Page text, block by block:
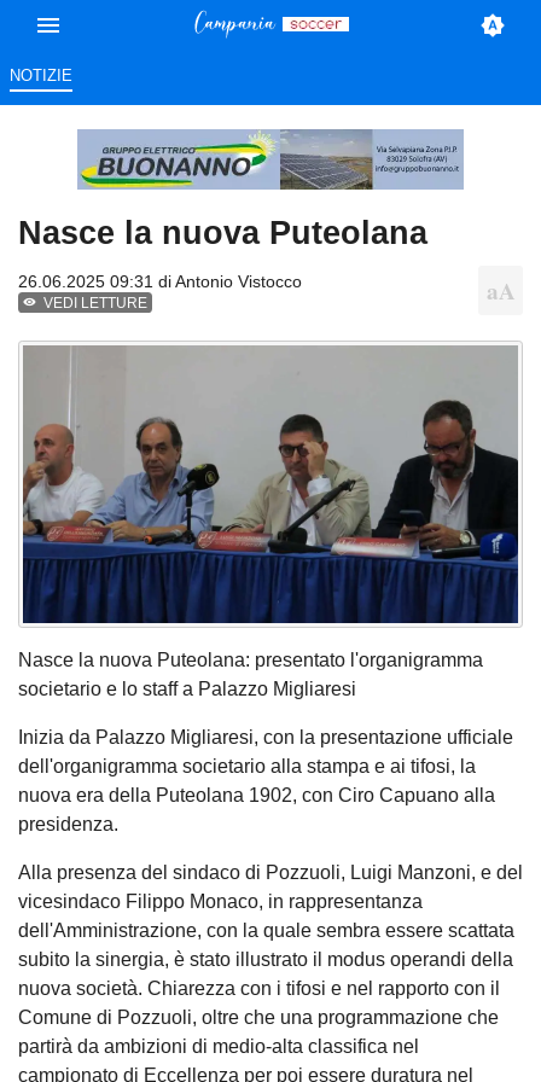
NOTIZIE
Nasce la nuova Puteolana
26.06.2025 09:31 diAntonio Vistocco
VEDI LETTURE
Nasce la nuova Puteolana: presentato l'organigramma
societario e lo staff a Palazzo Migliaresi
Inizia da Palazzo Migliaresi, con la presentazione ufficiale
dell'organigramma societario alla stampa e ai tifosi, la
nuova era della Puteolana 1902, con Ciro Capuano alla
presidenza.
Alla presenza del sindaco di Pozzuoli, Luigi Manzoni, e del
vicesindaco Filippo Monaco, in rappresentanza
dell'Amministrazione, con la quale sembra essere scattata
subito la sinergia, è stato illustrato il modus operandi della
nuova società. Chiarezza con i tifosi e nel rapporto con il
Comune di Pozzuoli, oltre che una programmazione che
partirà da ambizioni di medio-alta classifica nel
campionato di Eccellenza per poi essere duratura nel